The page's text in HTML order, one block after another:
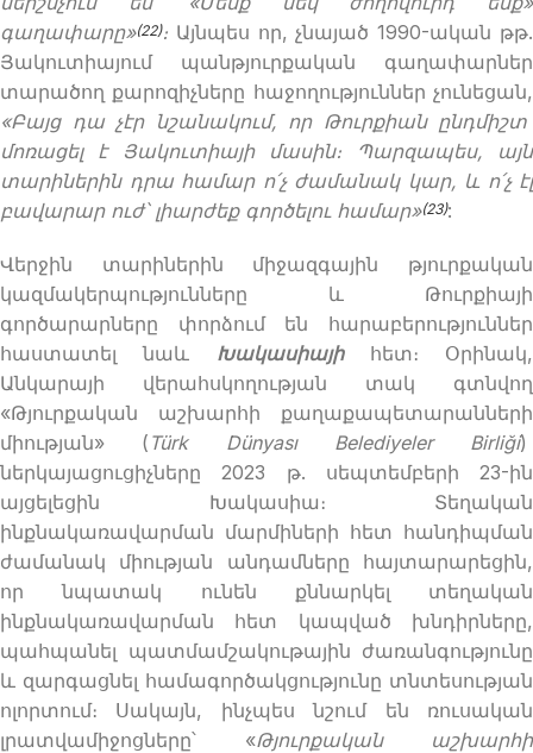
գաղափարը»(22)։ Այնպես որ, չնայած 1990-ական թթ.
Յակուտիայում պանթյուրքական գաղափարներ
տարածող քարոզիչները հաջողություններ չունեցան,
«Բայց դա չէր նշանակում, որ Թուրքիան ընդմիշտ
մոռացել է Յակուտիայի մասին։ Պարզապես, այն
տարիներին դրա համար ո՛չ ժամանակ կար, և ո՛չ էլ
բավարար ուժ՝ լիարժեք գործելու համար»(23):
Վերջին տարիներին միջազգային թյուրքական
կազմակերպությունները և Թուրքիայի
գործարարները փորձում են հարաբերություններ
հաստատել նաև Խակասիայիհետ։ Օրինակ,
Անկարայի վերահսկողության տակ գտնվող
«Թյուրքական աշխարհի քաղաքապետարանների
միության» ( Türk Dünyası Belediyeler Birliği)
ներկայացուցիչները 2023 թ. սեպտեմբերի 23-ին
այցելեցին Խակասիա։ Տեղական
ինքնակառավարման մարմիների հետ հանդիպման
ժամանակ միության անդամները հայտարարեցին,
որ նպատակ ունեն քննարկել տեղական
ինքնակառավարման հետ կապված խնդիրները,
պահպանել պատմամշակութային ժառանգությունը
և զարգացնել համագործակցությունը տնտեսության
ոլորտում։ Սակայն, ինչպես նշում են ռուսական
լրատվամիջոցները՝ «Թյուրքական աշխարհի